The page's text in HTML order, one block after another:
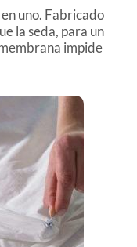
uno. Fabricado
la seda, para un
impide